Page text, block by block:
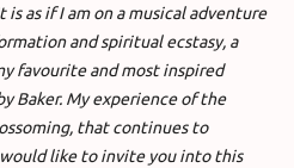
as if I am on a musical adventure
and spiritual ecstasy, a
favourite and most inspired
Baker. My experience of the
that continues to
like to invite you into this